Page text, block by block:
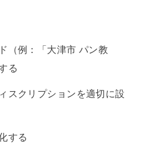
（例：「大津市 パン教
る
スクリプションを適切に設
する